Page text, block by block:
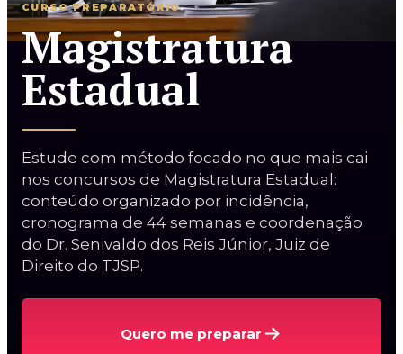
Magistratura Estadual
Magistratura Estadual e MPE
Magistratura Federal e Estadual
Curso Procuradorias
Curso AGU + BACEN
CURSO PREPARATÓRIO
Magistratura
Estadual
Estude com método focado no que mais cai
nos concursos de Magistratura Estadual:
conteúdo organizado por incidência,
cronograma de 44 semanas e coordenação
do Dr. Senivaldo dos Reis Júnior, Juiz de
Direito do TJSP.
Quero me preparar